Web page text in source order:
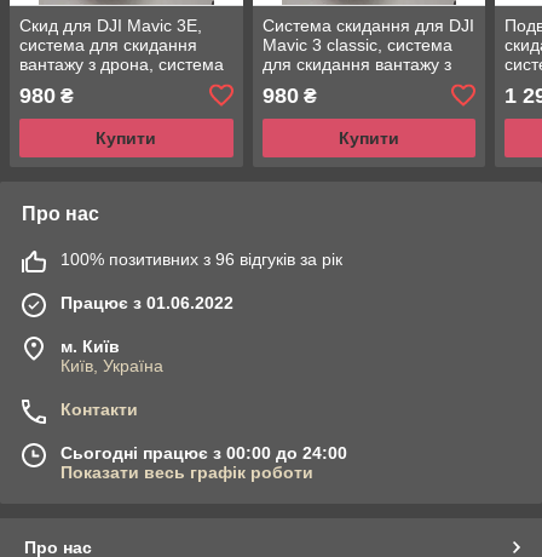
Скид для DJI Mavic 3E,
система для скидання
вантажу з дрона, система
квадрокоптера
980 ₴
Купити
Система скидання для DJI
Mavic 3 classic, система
для скидання вантажу з
дрона, система доставки
вантажу з квадрокоптера
980₴
Купити
1
Про нас
100% позитивних з 96 відгуків за рік
Працює з 01.06.2022
м. Київ
Київ, Україна
Контакти
Сьогодні працює з 00:00 до 24:00
Показати весь графік роботи
Про нас